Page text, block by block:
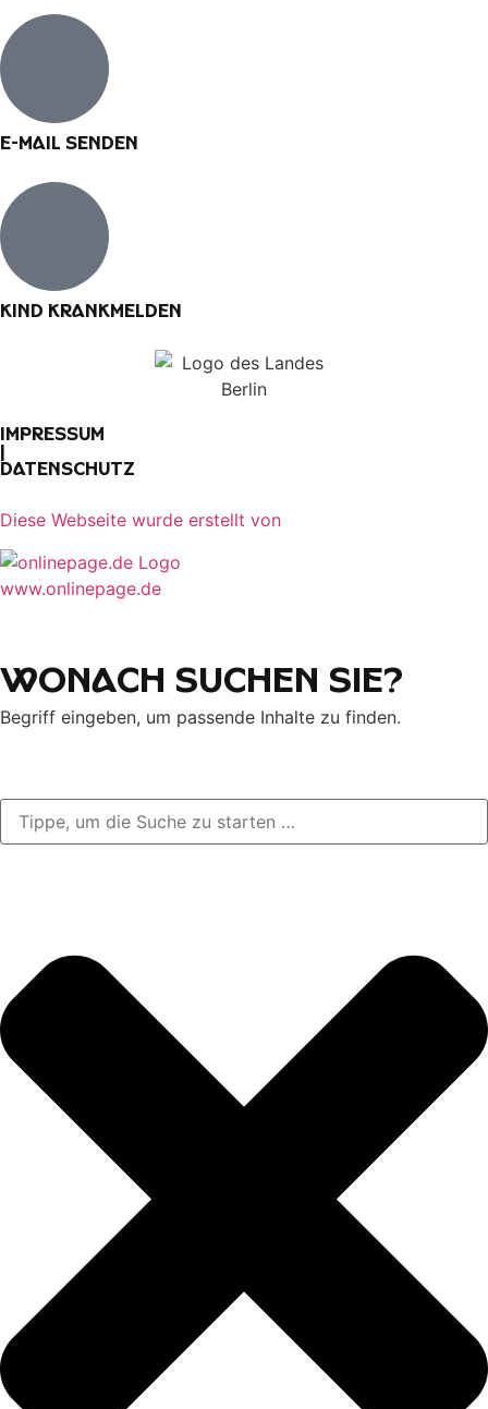
E-Mail senden​
Kind krankmelden
Impressum
Datenschutz
Diese Webseite wurde erstellt von​
www.onlinepage.de
Wonach suchen Sie?
Begriff eingeben, um passende Inhalte zu finden.